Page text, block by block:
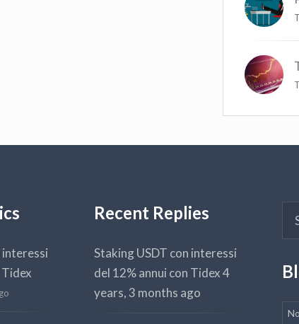
interessi
Tidex
Recent Replies
Staking USDT con interessi
del 12% annui con Tidex4
years, 3 months ago